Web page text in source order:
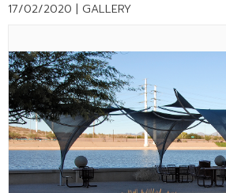
17/02/2020 | GALLERY